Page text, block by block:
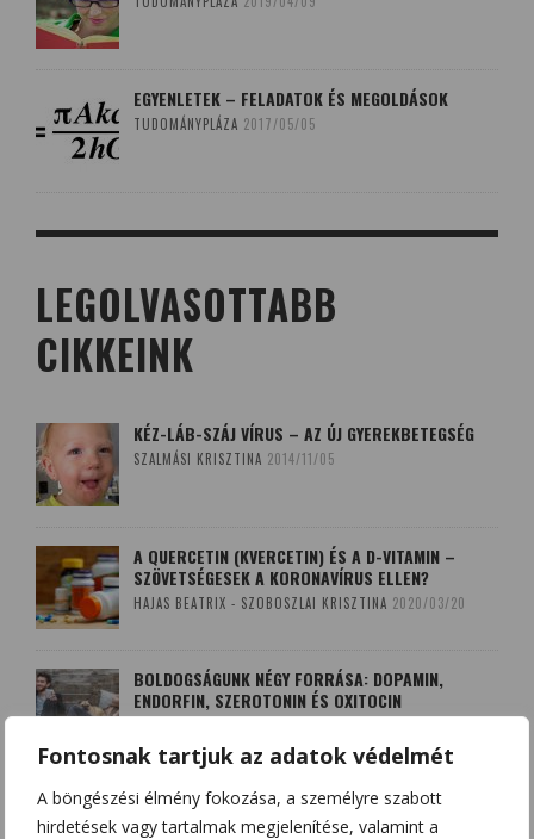
Fontosnak tartjuk az adatok védelmét
A böngészési élmény fokozása, a személyre szabott
hirdetések vagy tartalmak megjelenítése, valamint a
EGYENLETEK – FELADATOK ÉS MEGOLDÁSOK
TUDOMÁNYPLÁZA 2017/05/05
LEGOLVASOTTABB
CIKKEINK
KÉZ-LÁB-SZÁJ VÍRUS – AZ ÚJ GYEREKBETEGSÉG
SZALMÁSI KRISZTINA 2014/11/05
A QUERCETIN (KVERCETIN) ÉS A D-VITAMIN –
SZÖVETSÉGESEK A KORONAVÍRUS ELLEN?
HAJAS BEATRIX - SZOBOSZLAI KRISZTINA 2020/03/20
BOLDOGSÁGUNK NÉGY FORRÁSA: DOPAMIN,
ENDORFIN, SZEROTONIN ÉS OXITOCIN
AGYÉRKATASZTRÓFÁK NYOMÁBAN
SZALMÁSI KRISZTINA 2017/10/08